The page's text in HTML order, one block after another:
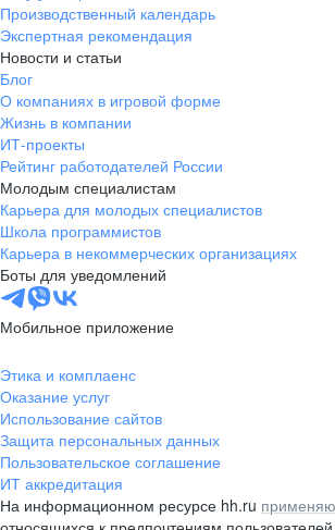
Производственный календарь
Экспертная рекомендация
Новости и статьи
Блог
О компаниях в игровой форме
Жизнь в компании
ИТ-проекты
Рейтинг работодателей России
Молодым специалистам
Карьера для молодых специалистов
Школа программистов
Карьера в некоммерческих организациях
Боты для уведомлений
Мобильное приложение
Этика и комплаенс
Оказание услуг
Использование сайтов
Защита персональных данных
Пользовательское соглашение
ИТ аккредитация
На информационном ресурсе hh.ru